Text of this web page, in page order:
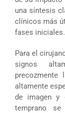
una síntesis
clínicos más
fases iniciales.
Para el
signos
precozmente
altamente
de imagen y
temprano